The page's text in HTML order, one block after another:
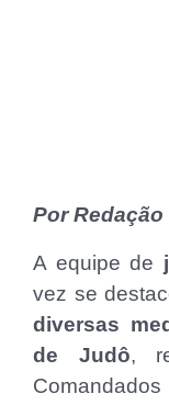
Por Redação
A equipe de
vez se
diversas
de Judô,